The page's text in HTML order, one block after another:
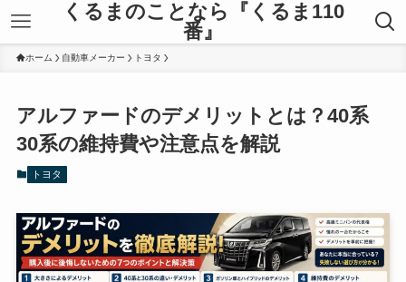
くるまのことなら『くるま110
番』
ホーム 自動車メーカー トヨタ
アルファードのデメリットとは？40系
30系の維持費や注意点を解説
トヨタ